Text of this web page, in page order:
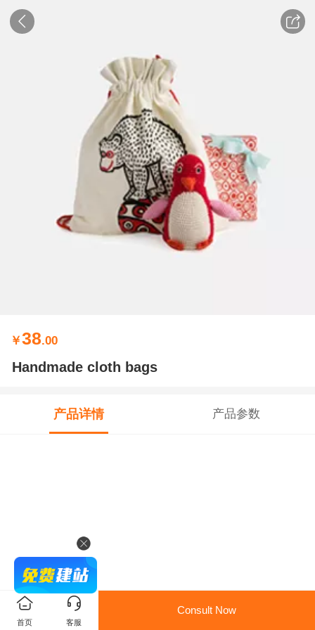
￥38.00
Handmade cloth bags
产品详情 产品参数
首页 客服
Consult Now